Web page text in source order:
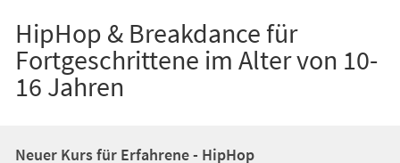
HipHop & Breakdance für
Fortgeschrittene im Alter von 10-
16 Jahren
Neuer Kurs für Erfahrene - HipHop